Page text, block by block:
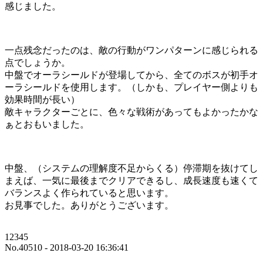
感じました。
一点残念だったのは、敵の行動がワンパターンに感じられる
点でしょうか。
中盤でオーラシールドが登場してから、全てのボスが初手オ
ーラシールドを使用します。（しかも、プレイヤー側よりも
効果時間が長い）
敵キャラクターごとに、色々な戦術があってもよかったかな
ぁとおもいました。
中盤、（システムの理解度不足からくる）停滞期を抜けてし
まえば、一気に最後までクリアできるし、成長速度も速くて
バランスよく作られていると思います。
お見事でした。ありがとうございます。
12345
No.40510 - 2018-03-20 16:36:41